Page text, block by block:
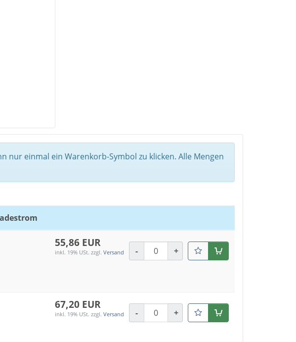
nur einmal ein Warenkorb-Symbol zu klicken. Alle Mengen
55,86 EUR
inkl. 19% USt. zzgl. Versand - +
67,20 EUR
inkl. 19% USt. zzgl. Versand - +